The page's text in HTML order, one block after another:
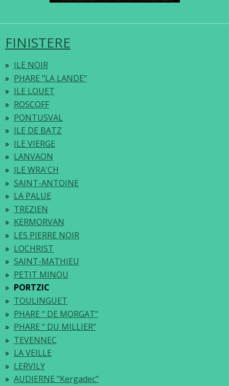
FINISTERE
ILE NOIR
PHARE "LA LANDE"
ILE LOUET
ROSCOFF
PONTUSVAL
ILE DE BATZ
ILE VIERGE
LANVAON
ILE WRA'CH
SAINT-ANTOINE
LA PALUE
TREZIEN
KERMORVAN
LES PIERRE NOIR
LOCHRIST
SAINT-MATHIEU
PETIT MINOU
PORTZIC
TOULINGUET
PHARE " DE MORGAT"
PHARE " DU MILLIER"
TEVENNEC
LA VEILLE
LERVILY
AUDIERNE "Kergadec"